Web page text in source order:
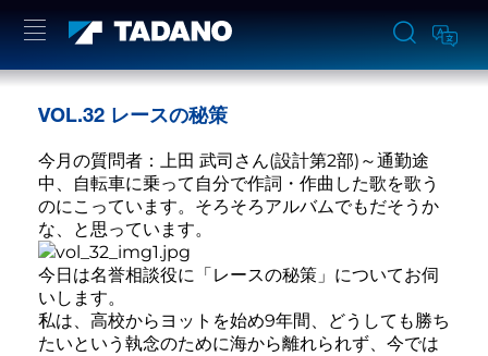
VOL.32 レースの秘策
今月の質問者：上田 武司さん(設計第2部)～通勤途
中、自転車に乗って自分で作詞・作曲した歌を歌う
のにこっています。そろそろアルバムでもだそうか
な、と思っています。
今日は名誉相談役に「レースの秘策」についてお伺
いします。
私は、高校からヨットを始め9年間、どうしても勝ち
たいという執念のために海から離れられず、今では